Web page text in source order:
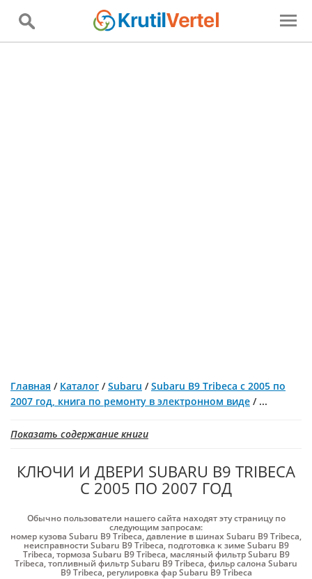
Главная / Каталог /Subaru /Subaru B9 Tribeca с 2005 по
2007 год, книга по ремонту в электронном виде / ...
Показать содержание книги
КЛЮЧИ И ДВЕРИ SUBARU B9 TRIBECA
С 2005 ПО 2007 ГОД
Обычно пользователи нашего сайта находят эту страницу по
следующим запросам:
номер кузова Subaru B9 Tribeca,давление в шинах Subaru B9 Tribeca,
неисправности Subaru B9 Tribeca, подготовка к зиме Subaru B9
Tribeca,тормоза Subaru B9 Tribeca, масляный фильтр Subaru B9
Tribeca,топливный фильтр Subaru B9 Tribeca,фильр салона Subaru
B9 Tribeca, регулировка фар Subaru B9 Tribeca